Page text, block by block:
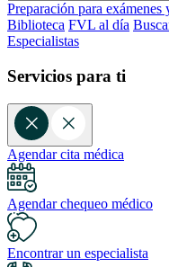
Preparación para
Biblioteca FVL al día
Especialistas
Servicios para ti
Agendar cita médica
Agendar chequeo médico
Encontrar un especialista